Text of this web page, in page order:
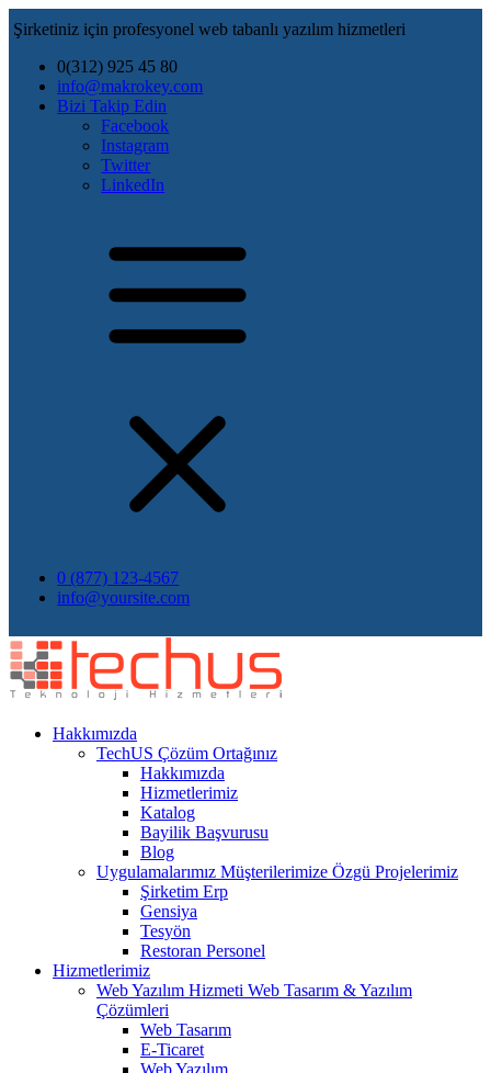
Şirketiniz için profesyonel web tabanlı yazılım hizmetleri
0(312) 925 45 80
info@makrokey.com
Bizi Takip Edin
Facebook
Instagram
Twitter
LinkedIn
0 (877) 123-4567
info@yoursite.com
Hakkımızda
TechUS Çözüm Ortağınız
Hakkımızda
Hizmetlerimiz
Katalog
Bayilik Başvurusu
Blog
Uygulamalarımız Müşterilerimize Özgü Projelerimiz
Şirketim Erp
Gensiya
Tesyön
Restoran Personel
Hizmetlerimiz
Web Yazılım Hizmeti Web Tasarım & Yazılım
Çözümleri
Web Tasarım
E-Ticaret
Web Yazılım